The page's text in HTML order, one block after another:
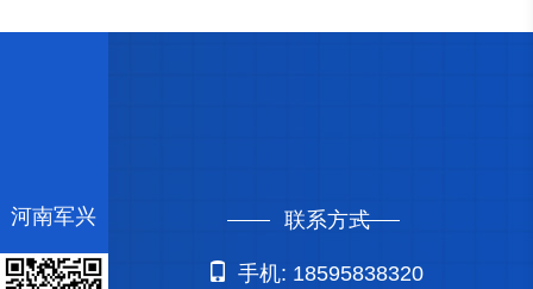
河南军兴 联系方式
手机: 18595838320